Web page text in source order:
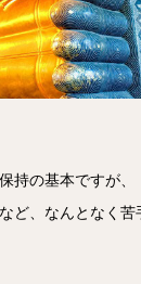
持の基本ですが、
ど、なんとなく